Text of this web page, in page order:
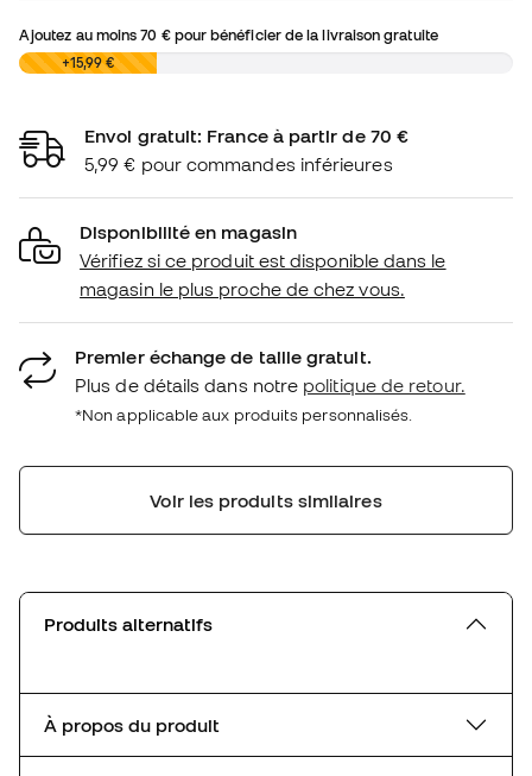
Ajoutez au moins70 €pour bénéficier de la livraison gratuite
0,00 €+15,99 €
Envoi gratuit: France à partir de 70 €
5,99 € pour commandes inférieures
Disponibilité en magasin
Vérifiez si ce produit est disponible dans le
magasin le plus proche de chez vous.
Premier échange de taille gratuit.
Plus de détails dans notre politique de retour.
*Non applicable aux produits personnalisés.
Voir les produits similaires
Produits alternatifs
À propos du produit